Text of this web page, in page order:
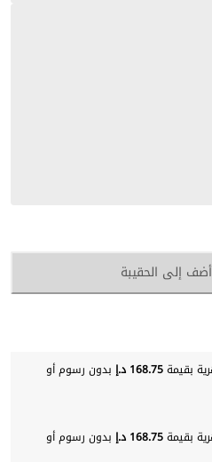
أضف إلى الحقيبة
168.75 د.إ بدون رسوم أو
168.75 د.إ بدون رسوم أو